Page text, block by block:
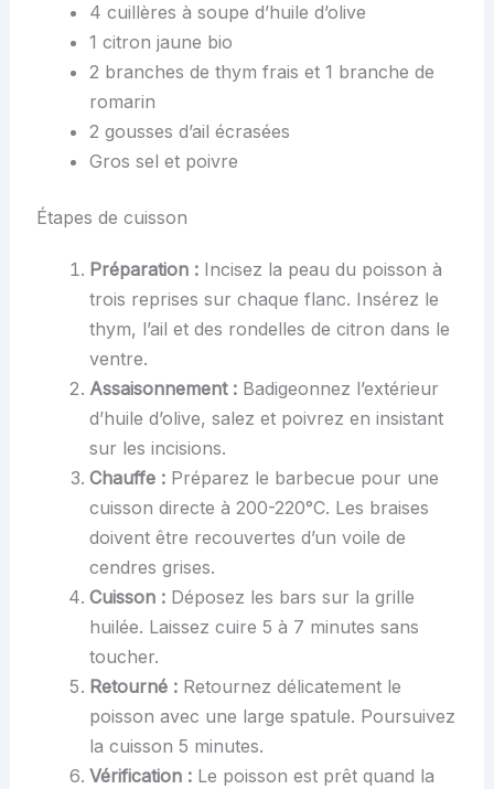
4 cuillères à soupe d’huile d’olive
1 citron jaune bio
2 branches de thym frais et 1 branche de
romarin
2 gousses d’ail écrasées
Gros sel et poivre
Étapes de cuisson
Préparation :Incisez la peau du poisson à
trois reprises sur chaque flanc. Insérez le
thym, l’ail et des rondelles de citron dans le
ventre.
Assaisonnement :Badigeonnez l’extérieur
d’huile d’olive, salez et poivrez en insistant
sur les incisions.
Chauffe :Préparez le barbecue pour une
cuisson directe à 200-220°C. Les braises
doivent être recouvertes d’un voile de
cendres grises.
Cuisson :Déposez les bars sur la grille
huilée. Laissez cuire 5 à 7 minutes sans
toucher.
Retourné :Retournez délicatement le
poisson avec une large spatule. Poursuivez
la cuisson 5 minutes.
Vérification :Le poisson est prêt quand la